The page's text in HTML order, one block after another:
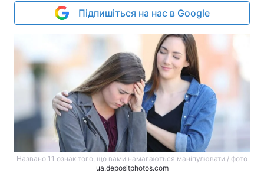
Підпишіться на нас в Google
Названо 11 ознак того, що вами намагаються маніпулювати / фото
ua.depositphotos.com